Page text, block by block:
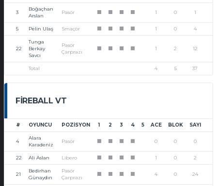
3
Boğaçhan
Arslan
Pasör 1 0 1
5 Pelin Ulaş Smaçör 1 0 4
22
Tunga
Berkay
Savcı
Pasör
Çarprazı
1 2 12
Total 4 5 37
FIREBALL VT
# OYUNCU POZISYON 1 2 3 4 5 ACE BLOK SAYI
4
Alara
Karadeniz
Pasör 0 0 0
22 Ali Aslan Libero 1 0 2
21
Bedirhan
Günaydın
Pasör
Çarprazı
4 0 24